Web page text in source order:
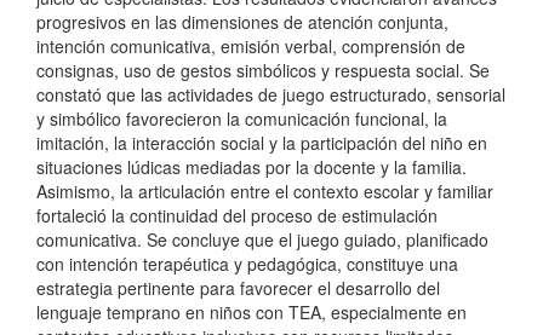
progresivos en las dimensiones de atención conjunta,
intención comunicativa, emisión verbal, comprensión de
consignas, uso de gestos simbólicos y respuesta social. Se
constató que las actividades de juego estructurado, sensorial
y simbólico favorecieron la comunicación funcional, la
imitación, la interacción social y la participación del niño en
situaciones lúdicas mediadas por la docente y la familia.
Asimismo, la articulación entre el contexto escolar y familiar
fortaleció la continuidad del proceso de estimulación
comunicativa. Se concluye que el juego guiado, planificado
con intención terapéutica y pedagógica, constituye una
estrategia pertinente para favorecer el desarrollo del
lenguaje temprano en niños con TEA, especialmente en